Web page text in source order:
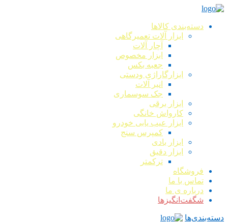
دسته‌بندی کالاها
ابزار آلات تعمیرگاهی
آچار آلات
ابزار مخصوص
جعبه بکس
ابزارگاراژی ودستی
انبر آلات
جک سوسماری
ابزار برقی
کارواش خانگی
ابزار عیب یابی خودرو
کمپرس سنج
ابزار بادی
ابزار دقیق
ترکمتر
فروشگاه
تماس با ما
درباره ی ما
شگفت‌انگیزها
دسته‌بندی‌ها